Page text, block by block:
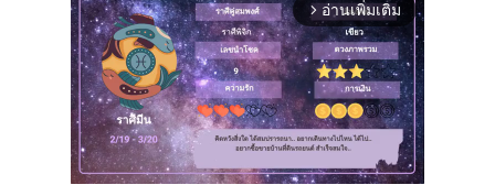
arrow_forward_ios อ่านเพิ่มเติม